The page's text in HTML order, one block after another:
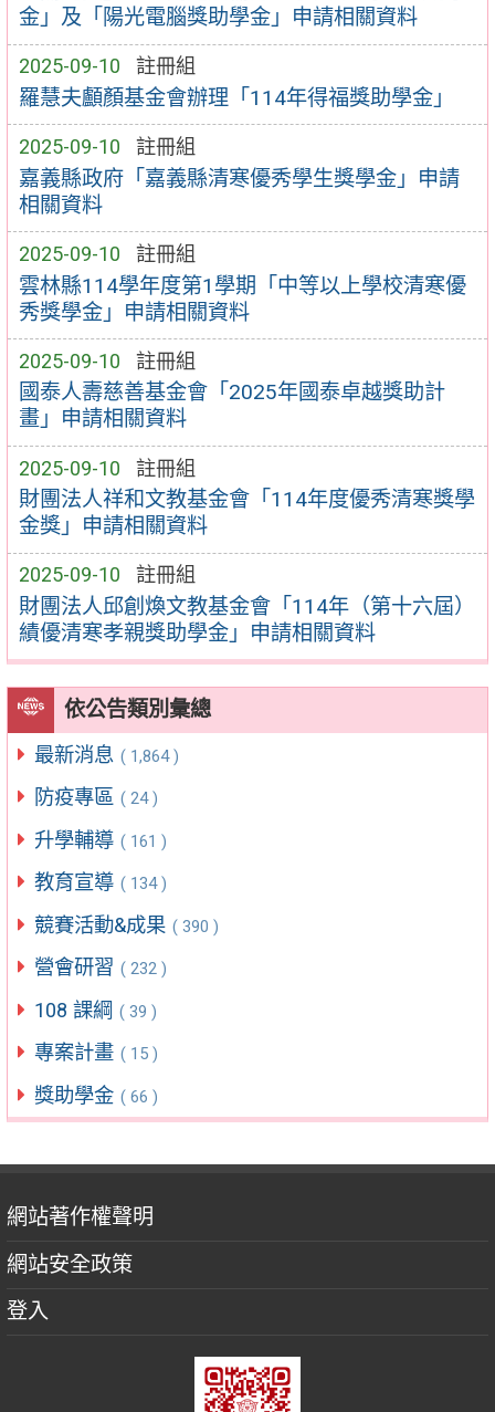
金」及「陽光電腦獎助學金」申請相關資料
2025-09-10 註冊組
羅慧夫顱顏基金會辦理「114年得福獎助學金」
2025-09-10 註冊組
嘉義縣政府「嘉義縣清寒優秀學生獎學金」申請
相關資料
2025-09-10 註冊組
雲林縣114學年度第1學期「中等以上學校清寒優
秀獎學金」申請相關資料
2025-09-10 註冊組
國泰人壽慈善基金會「2025年國泰卓越獎助計
畫」申請相關資料
2025-09-10 註冊組
財團法人祥和文教基金會「114年度優秀清寒獎學
金獎」申請相關資料
2025-09-10 註冊組
財團法人邱創煥文教基金會「114年（第十六屆）
績優清寒孝親獎助學金」申請相關資料
依公告類別彙總
最新消息 ( 1,864 )
防疫專區 ( 24 )
升學輔導 ( 161 )
教育宣導 ( 134 )
競賽活動&成果 ( 390 )
營會研習 ( 232 )
108 課綱 ( 39 )
專案計畫 ( 15 )
獎助學金 ( 66 )
網站著作權聲明
網站安全政策
登入